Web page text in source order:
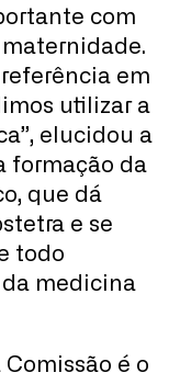
com
em
utilizar a
elucidou a
formação da
que dá
e se
todo
medicina
é o